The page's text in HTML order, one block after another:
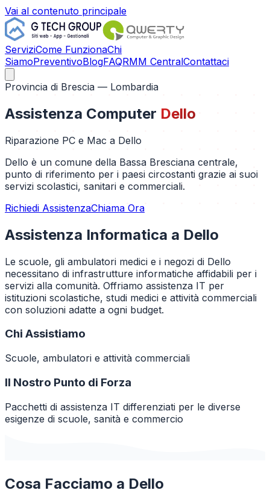
Vai al contenuto principale
ServiziCome FunzionaChi
SiamoPreventivoBlogFAQRMM CentralContattaci
Provincia di Brescia — Lombardia
Assistenza Computer Dello
Riparazione PC e Mac a Dello
Dello è un comune della Bassa Bresciana centrale,
punto di riferimento per i paesi circostanti grazie ai suoi
servizi scolastici, sanitari e commerciali.
Richiedi AssistenzaChiama Ora
Assistenza Informatica a Dello
Le scuole, gli ambulatori medici e i negozi di Dello
necessitano di infrastrutture informatiche affidabili per i
servizi alla comunità. Offriamo assistenza IT per
istituzioni scolastiche, studi medici e attività commerciali
con soluzioni adatte a ogni budget.
Chi Assistiamo
Scuole, ambulatori e attività commerciali
Il Nostro Punto di Forza
Pacchetti di assistenza IT differenziati per le diverse
esigenze di scuole, sanità e commercio
Cosa Facciamo a Dello